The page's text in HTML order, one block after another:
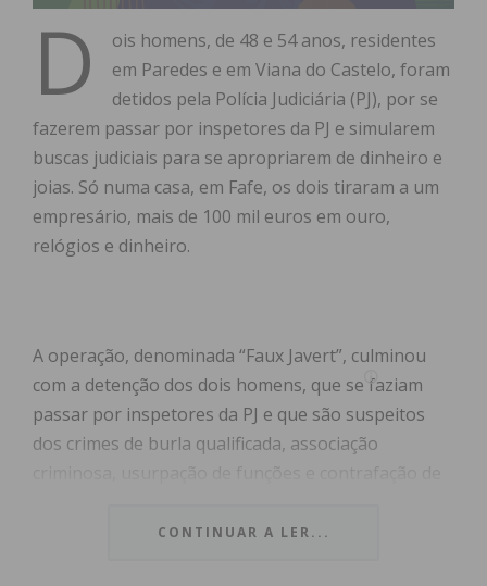
D
ois homens, de 48 e 54 anos, residentes
em Paredes e em Viana do Castelo, foram
detidos pela Polícia Judiciária (PJ), por se
fazerem passar por inspetores da PJ e simularem
buscas judiciais para se apropriarem de dinheiro e
joias. Só numa casa, em Fafe, os dois tiraram a um
empresário, mais de 100 mil euros em ouro,
relógios e dinheiro.
A operação, denominada “Faux Javert”, culminou
com a detenção dos dois homens, que se faziam
passar por inspetores da PJ e que são suspeitos
dos crimes de burla qualificada, associação
CONTINUAR A LER...